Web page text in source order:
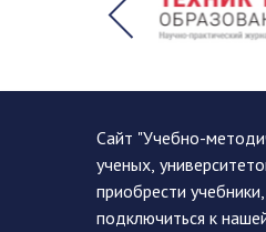
Сайт "Учебно-
ученых,
приобрести
подключиться к